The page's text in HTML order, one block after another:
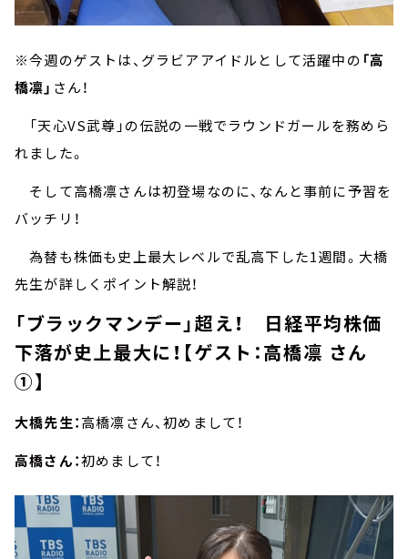
※今週のゲストは、グラビアアイドルとして活躍中の 「高
橋凛」 さん！
「天心VS武尊」の伝説の一戦でラウンドガールを務めら
れました。
そして高橋凛さんは初登場なのに、なんと事前に予習を
バッチリ！
為替も株価も史上最大レベルで乱高下した1週間。大橋
先生が詳しくポイント解説！
「ブラックマンデー」超え！ 日経平均株価
下落が史上最大に！【ゲスト：高橋凛 さん
①】
大橋先生：高橋凛さん、初めまして！
高橋さん：初めまして！